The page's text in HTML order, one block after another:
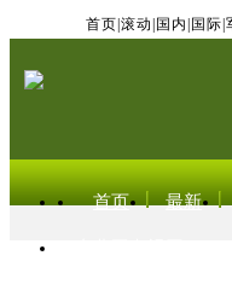
首页 滚动 国内 国际
首页 最新